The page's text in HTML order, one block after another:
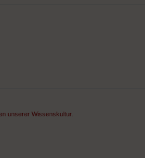
unserer Wissenskultur.